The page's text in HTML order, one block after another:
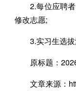
2.每位应聘
修改志愿;
3.实习生选
原标题：
文章来源：